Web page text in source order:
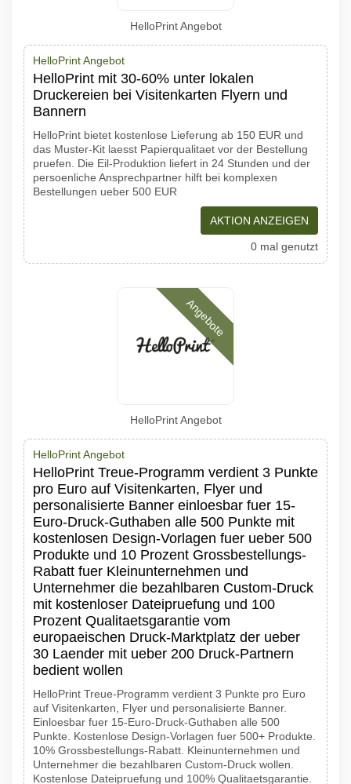
HelloPrint Angebot
HelloPrint Angebot
HelloPrint mit 30-60% unter lokalen
Druckereien bei Visitenkarten Flyern und
Bannern
HelloPrint bietet kostenlose Lieferung ab 150 EUR und
das Muster-Kit laesst Papierqualitaet vor der Bestellung
pruefen. Die Eil-Produktion liefert in 24 Stunden und der
persoenliche Ansprechpartner hilft bei komplexen
Bestellungen ueber 500 EUR
AKTION ANZEIGEN
0 mal genutzt
Angebote
HelloPrint Angebot
HelloPrint Angebot
HelloPrint Treue-Programm verdient 3 Punkte
pro Euro auf Visitenkarten, Flyer und
personalisierte Banner einloesbar fuer 15-
Euro-Druck-Guthaben alle 500 Punkte mit
kostenlosen Design-Vorlagen fuer ueber 500
Produkte und 10 Prozent Grossbestellungs-
Rabatt fuer Kleinunternehmen und
Unternehmer die bezahlbaren Custom-Druck
mit kostenloser Dateipruefung und 100
Prozent Qualitaetsgarantie vom
europaeischen Druck-Marktplatz der ueber
30 Laender mit ueber 200 Druck-Partnern
bedient wollen
HelloPrint Treue-Programm verdient 3 Punkte pro Euro
auf Visitenkarten, Flyer und personalisierte Banner.
Einloesbar fuer 15-Euro-Druck-Guthaben alle 500
Punkte. Kostenlose Design-Vorlagen fuer 500+ Produkte.
10% Grossbestellungs-Rabatt. Kleinunternehmen und
Unternehmer die bezahlbaren Custom-Druck wollen.
Kostenlose Dateipruefung und 100% Qualitaetsgarantie.